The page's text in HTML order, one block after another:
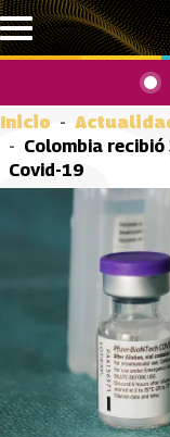
Pasar al contenido
Inicio
Colombia
Covid-19